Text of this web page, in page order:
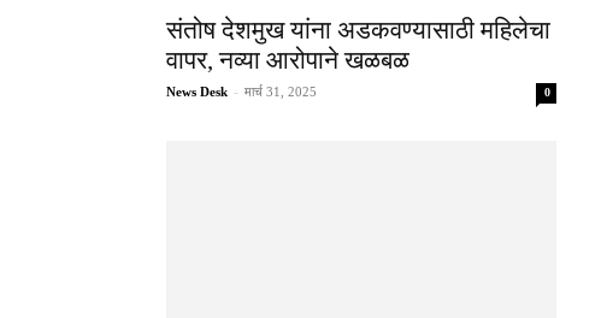
संतोष देशमुख यांना अडकवण्यासाठी महिलेचा
वापर, नव्या आरोपाने खळबळ
News Desk - मार्च 31, 2025 0